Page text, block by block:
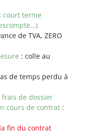
court terme
de TVA, ZERO
: colle au
de temps perdu à
de dossier
cours de contrat :
fin du contrat